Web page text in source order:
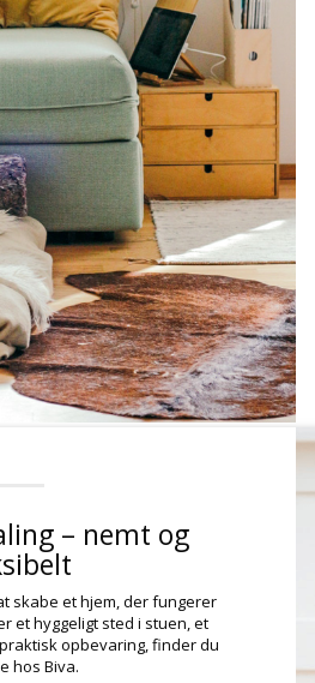
– nemt og
skabe et hjem, der fungerer
et hyggeligt sted i stuen, et
opbevaring, finder du
hos Biva.